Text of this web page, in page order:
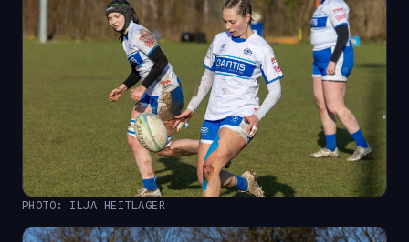
PHOTO: ILJA HEITLAGER